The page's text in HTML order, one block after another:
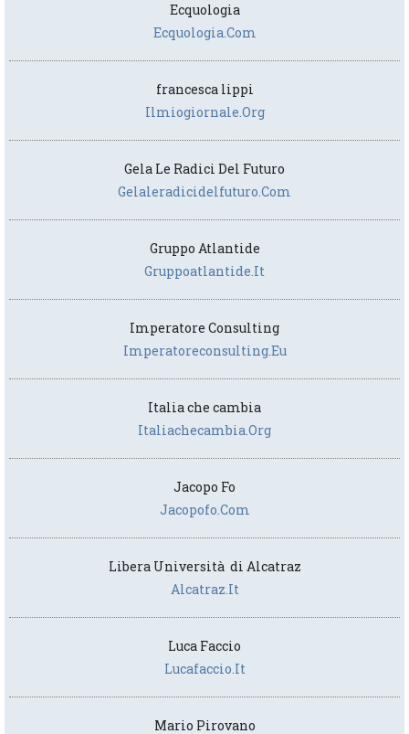
Ecquologia
Ecquologia.com
francesca lippi
Ilmiogiornale.org
Gela Le Radici Del Futuro
Gelaleradicidelfuturo.com
Gruppo Atlantide
Gruppoatlantide.it
Imperatore Consulting
Imperatoreconsulting.eu
Italia che cambia
Italiachecambia.org
Jacopo Fo
Jacopofo.com
Libera Università di Alcatraz
Alcatraz.it
Luca Faccio
Lucafaccio.it
Mario Pirovano